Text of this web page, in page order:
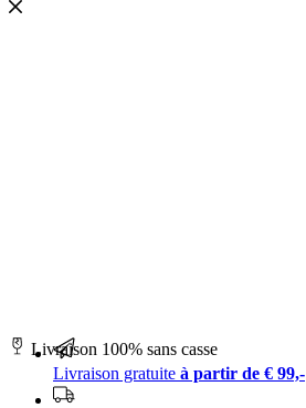
Livraison 100% sans casse
Livraison gratuite à partir de € 99,-